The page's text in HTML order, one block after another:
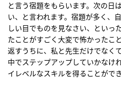
と言う宿題をもらいます。次の日
い、と言われます。宿題が多く、
しい目でものを見なさい、といっ
たことがすごく大変で怖かったこ
返すうちに、私と先生だけでなく
中でステップアップしていかなけ
イレベルなスキルを得ることがで